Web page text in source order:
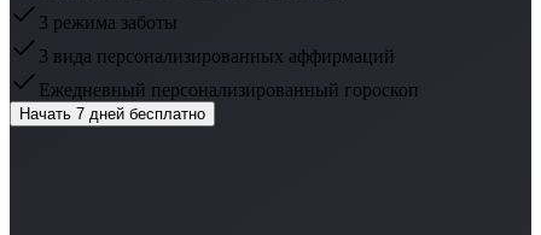
3 режима заботы
3 вида персонализированных аффирмаций
Ежедневный персонализированный гороскоп
Начать 7 дней бесплатно